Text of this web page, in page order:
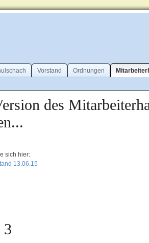
Vorstand Ordnungen
des
sich hier:
13.06.15
3